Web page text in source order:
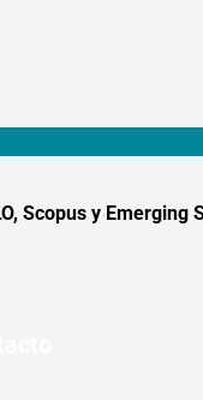
Scopus y Emerging